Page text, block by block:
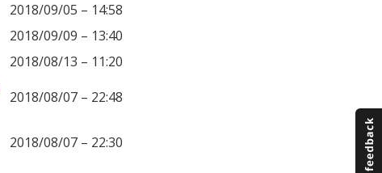
2018/09/05 – 14:58
2018/09/09 – 13:40
2018/08/13 – 11:20
2018/08/07 – 22:48
2018/08/07 – 22:30